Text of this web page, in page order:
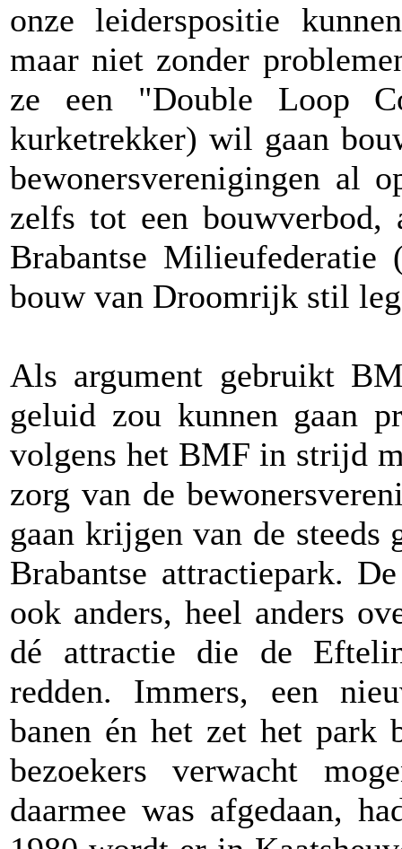
onze leiderspositie
maar niet zonder
ze een "Double Loop
kurketrekker) wil gaan
bewonersverenigingen al
zelfs tot een
Brabantse
bouw van Droomrijk stil
Als argument gebruikt
geluid zou kunnen gaan
volgens het BMF in strijd
zorg van de
gaan krijgen van de steeds
Brabantse attractiepark.
ook anders, heel anders
dé attractie die de
redden. Immers, een
banen én het zet het park
bezoekers verwacht
daarmee was afgedaan,